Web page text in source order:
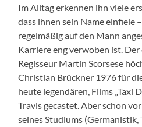
Im Alltag erkennen ihn viele
dass ihnen sein Name einfiele
regelmäßig auf den Mann
Karriere eng verwoben ist.
Regisseur Martin Scorsese
Christian Brückner 1976 für
heute legendären, Films „Taxi
Travis gecastet. Aber schon
seines Studiums